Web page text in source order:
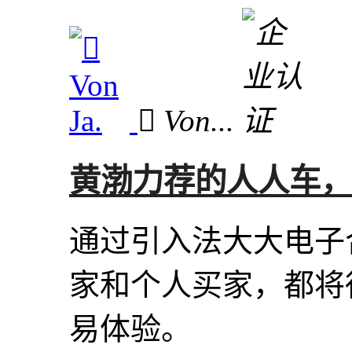
 Von...
黄渤力荐的人人车
通过引入法大大电
家和个人买家，都
易体验。